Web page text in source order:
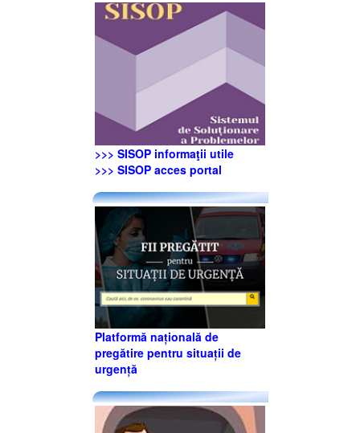
>>> SISOP informaţii utile
>>> SISOP acces portal
Platformă națională de
pregătire pentru situații de
urgență